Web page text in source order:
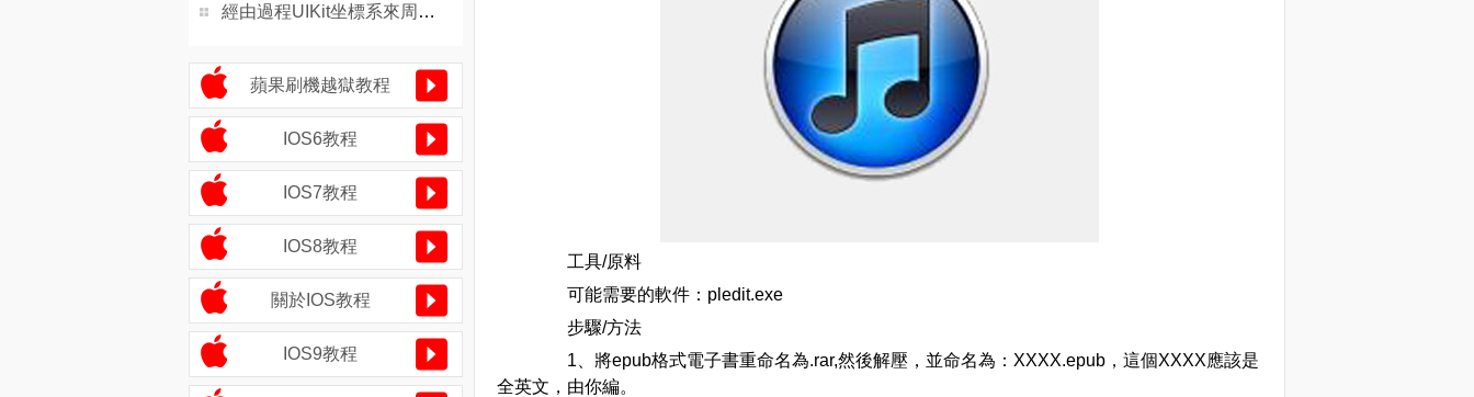
工具/原料
可能需要的軟件：pledit.exe
步驟/方法
1、將epub格式電子書重命名為.rar,然後解壓，並命名為：XXXX.epub，這個XXXX應該是
全英文，由你編。
經由過程UIKit坐標系來周全控制iOS中的UIScrollView組件
蘋果刷機越獄教程
IOS6教程
IOS7教程
IOS8教程
關於IOS教程
IOS9教程